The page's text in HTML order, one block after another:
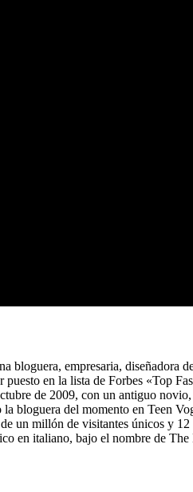
bloguera, empresaria,
en la lista de Forbes «Top
de 2009, con un antiguo
bloguera del momento en Teen
un millón de visitantes únicos y
en italiano, bajo el nombre de